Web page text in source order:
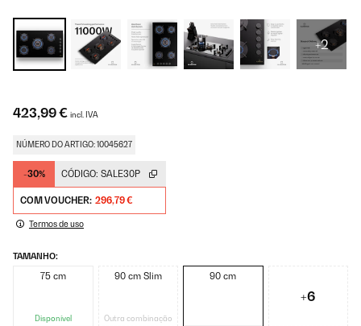
+2
423,99 € incl. IVA
NÚMERO DO ARTIGO: 10045627
-30% CÓDIGO: SALE30P
COM VOUCHER: 296,79 €
Termos de uso
TAMANHO:
75 cm
Disponível
90 cm Slim
Outra combinação
90 cm
+6